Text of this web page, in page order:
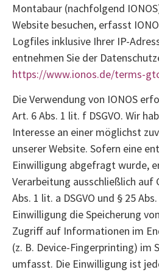
Montabaur (nachfolgend
Website besuchen, erfasst
Logfiles inklusive Ihrer IP-
entnehmen Sie der
https://www.ionos.de/terms-
Die Verwendung von IONOS
Art. 6 Abs. 1 lit. f DSGVO. Wir
Interesse an einer möglichst
unserer Website. Sofern eine
Einwilligung abgefragt wurde,
Verarbeitung ausschließlich auf
Abs. 1 lit. a DSGVO und § 25
Einwilligung die Speicherung
Zugriff auf Informationen im
(z. B. Device-Fingerprinting) im
umfasst. Die Einwilligung ist